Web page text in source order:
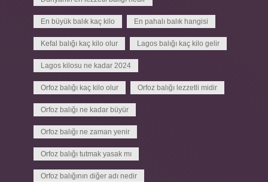
En büyük balık kaç kilo En pahalı balık hangisi
Kefal balığı kaç kilo olur Lagos balığı kaç kilo gelir
Lagos kilosu ne kadar 2024
Orfoz balığı kaç kilo olur Orfoz balığı lezzetli midir
Orfoz balığı ne kadar büyür
Orfoz balığı ne zaman yenir
Orfoz balığı tutmak yasak mı
Orfoz balığının diğer adı nedir